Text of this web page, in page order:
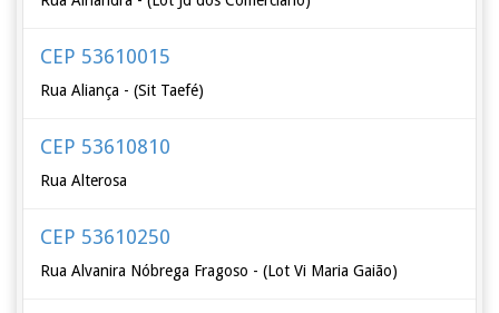
CEP 53610015
Rua Aliança - (Sit Taefé)
CEP 53610810
Rua Alterosa
CEP 53610250
Rua Alvanira Nóbrega Fragoso - (Lot Vi Maria Gaião)